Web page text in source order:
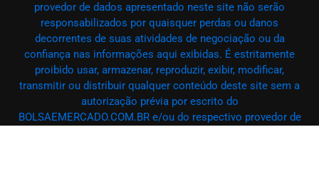
provedor de dados apresentado neste site não serão
responsabilizados por quaisquer perdas ou danos
decorrentes de suas atividades de negociação ou da
confiança nas informações aqui exibidas. É estritamente
proibido usar, armazenar, reproduzir, exibir, modificar,
transmitir ou distribuir qualquer conteúdo deste site sem a
autorização prévia por escrito do
BOLSAEMERCADO.COM.BR e/ou do respectivo provedor de